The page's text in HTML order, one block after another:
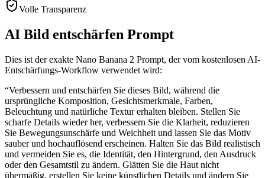
Volle Transparenz
AI Bild entschärfen Prompt
Dies ist der exakte Nano Banana 2 Prompt, der vom kostenlosen AI-
Entschärfungs-Workflow verwendet wird:
“Verbessern und entschärfen Sie dieses Bild, während die
ursprüngliche Komposition, Gesichtsmerkmale, Farben,
Beleuchtung und natürliche Textur erhalten bleiben. Stellen Sie
scharfe Details wieder her, verbessern Sie die Klarheit, reduzieren
Sie Bewegungsunschärfe und Weichheit und lassen Sie das Motiv
sauber und hochauflösend erscheinen. Halten Sie das Bild realistisch
und vermeiden Sie es, die Identität, den Hintergrund, den Ausdruck
oder den Gesamtstil zu ändern. Glätten Sie die Haut nicht
übermäßig, erstellen Sie keine künstlichen Details und ändern Sie